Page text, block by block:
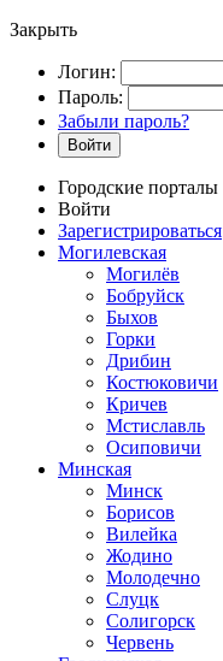
Закрыть
Логин:
Пароль:
Забыли пароль?
Войти
Городские порталы
Войти
Зарегистрироваться
Могилевская
Могилёв
Бобруйск
Быхов
Горки
Дрибин
Костюковичи
Кричев
Мстиславль
Осиповичи
Минская
Минск
Борисов
Вилейка
Жодино
Молодечно
Слуцк
Солигорск
Червень